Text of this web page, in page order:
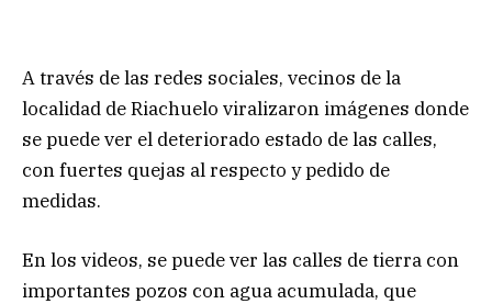
A través de las redes sociales, vecinos de la
localidad de Riachuelo viralizaron imágenes donde
se puede ver el deteriorado estado de las calles,
con fuertes quejas al respecto y pedido de
medidas.
En los videos, se puede ver las calles de tierra con
importantes pozos con agua acumulada, que